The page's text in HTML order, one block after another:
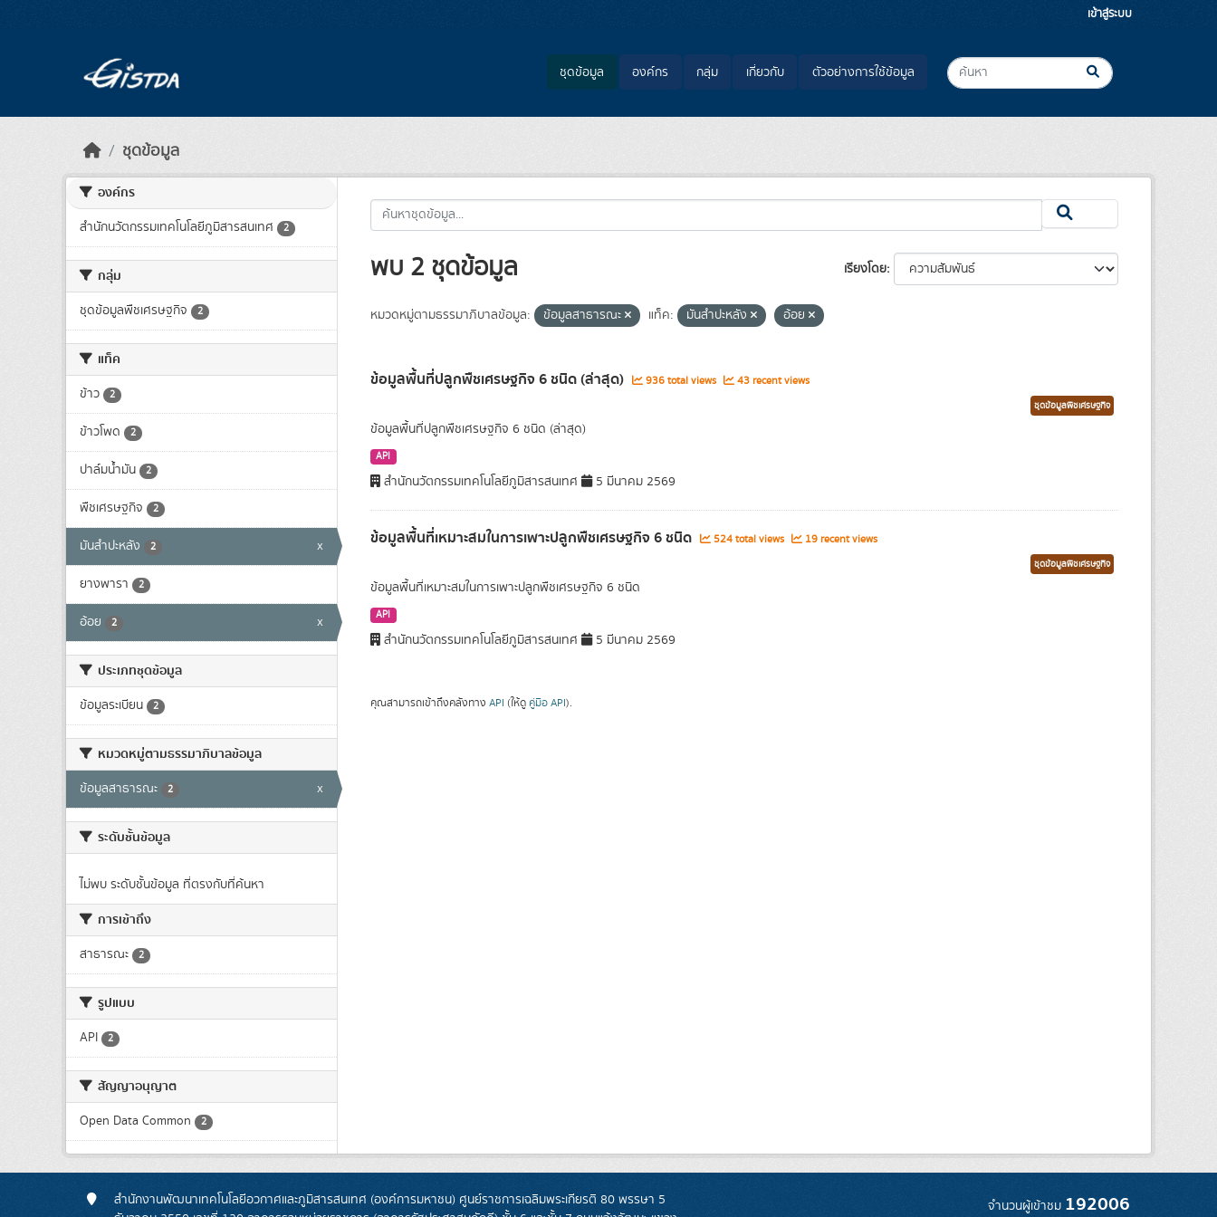
เข้าสู่ระบบ
ชุดข้อมูล องค์กร กลุ่ม เกี่ยวกับ ตัวอย่างการใช้ข้อมูล
ชุดข้อมูล
องค์กร
สำนักนวัตกรรมเทคโนโลยีภูมิสารสนเทศ 2
กลุ่ม
ชุดข้อมูลพืชเศรษฐกิจ 2
แท็ค
ข้าว 2
ข้าวโพด 2
ปาล์มน้ำมัน 2
พืชเศรษฐกิจ 2
มันสำปะหลัง 2 x
ยางพารา 2
อ้อย 2 x
ประเภทชุดข้อมูล
ข้อมูลระเบียน 2
หมวดหมู่ตามธรรมาภิบาลข้อมูล
ข้อมูลสาธารณะ 2 x
ระดับชั้นข้อมูล
ไม่พบ ระดับชั้นข้อมูล ที่ตรงกับที่ค้นหา
การเข้าถึง
สาธารณะ 2
รูปแบบ
API 2
สัญญาอนุญาต
Open Data Common 2
เรียงโดย
พบ 2 ชุดข้อมูล
หมวดหมู่ตามธรรมาภิบาลข้อมูล: ข้อมูลสาธารณะ แท็ค: มันสำปะหลัง อ้อย
ข้อมูลพื้นที่ปลูกพืชเศรษฐกิจ 6 ชนิด (ล่าสุด) 936 total views 43 recent views
ชุดข้อมูลพืชเศรษฐกิจ
ข้อมูลพื้นที่ปลูกพืชเศรษฐกิจ 6 ชนิด (ล่าสุด)
API
สำนักนวัตกรรมเทคโนโลยีภูมิสารสนเทศ 5 มีนาคม 2569
ข้อมูลพื้นที่เหมาะสมในการเพาะปลูกพืชเศรษฐกิจ 6 ชนิด 524 total views 19 recent views
ชุดข้อมูลพืชเศรษฐกิจ
ข้อมูลพื้นที่เหมาะสมในการเพาะปลูกพืชเศรษฐกิจ 6 ชนิด
API
สำนักนวัตกรรมเทคโนโลยีภูมิสารสนเทศ 5 มีนาคม 2569
คุณสามารถเข้าถึงคลังทาง API (ให้ดู คู่มือ API).
สำนักงานพัฒนาเทคโนโลยีอวกาศและภูมิสารสนเทศ (องค์การมหาชน) ศูนย์ราชการเฉลิมพระเกียรติ 80 พรรษา 5
จำนวนผู้เข้าชม 192006